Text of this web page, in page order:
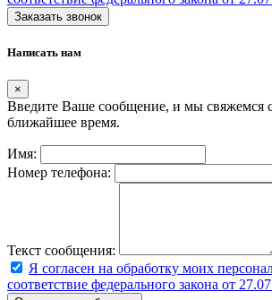
Заказать звонок
Написать нам
×
Введите Ваше сообщение, и мы свяжемся
ближайшее время.
Имя:
Номер телефона:
Текст сообщения:
Я согласен на обработку моих
соответствие федерального закона от